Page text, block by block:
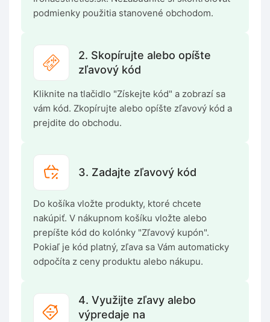
podmienky použitia stanovené obchodom.
2. Skopírujte alebo opíšte
zľavový kód
Kliknite na tlačidlo "Získejte kód" a zobrazí sa
vám kód. Zkopírujte alebo opíšte zľavový kód a
prejdite do obchodu.
3. Zadajte zľavový kód
Do košíka vložte produkty, ktoré chcete
nakúpiť. V nákupnom košíku vložte alebo
prepíšte kód do kolónky "Zľavový kupón".
Pokiaľ je kód platný, zľava sa Vám automaticky
odpočíta z ceny produktu alebo nákupu.
4. Využijte zľavy alebo
výpredaje na